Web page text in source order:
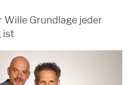
Wille Grundlage jeder
ist